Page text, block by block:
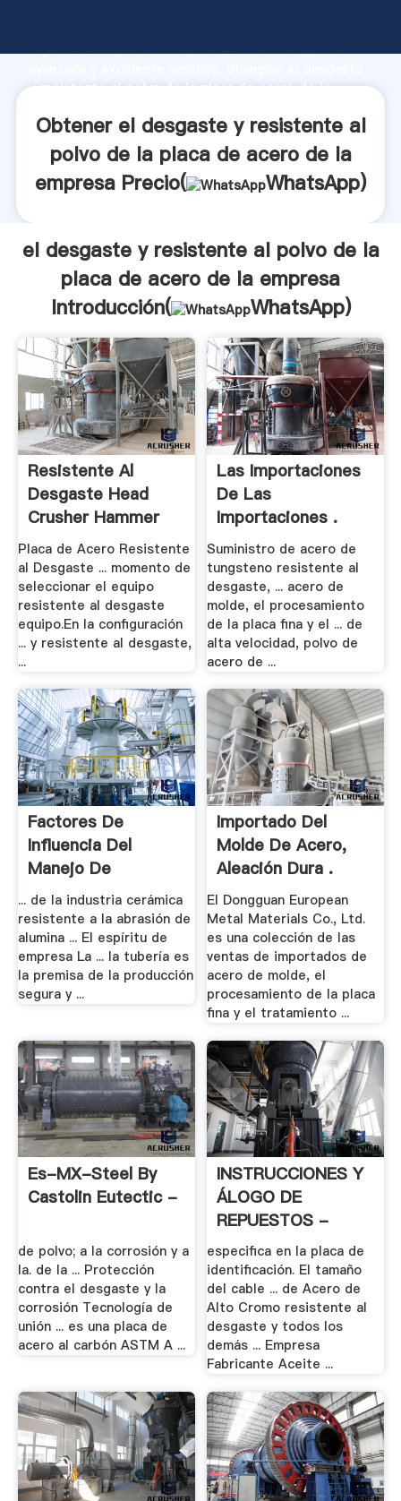
capacidad de producción, fuerza de investigación
y resistente al polvo de la placa de acero de la
todos los clientes.
Obtener el desgaste y resistente al
polvo de la placa de acero de la
empresa Precio(
WhatsApp)
el desgaste y resistente al polvo de la
placa de acero de la empresa
Introducción(
WhatsApp)
Resistente Al
Desgaste Head
Crusher Hammer
Placa de Acero Resistente
al Desgaste ... momento de
seleccionar el equipo
resistente al desgaste
equipo.En la configuración
... y resistente al desgaste,
...
Las Importaciones
De Las
Importaciones .
Suministro de acero de
tungsteno resistente al
desgaste, ... acero de
molde, el procesamiento
de la placa fina y el ... de
alta velocidad, polvo de
acero de ...
Factores De
Influencia Del
Manejo De
Materiales .
... de la industria cerámica
resistente a la abrasión de
alumina ... El espíritu de
empresa La ... la tubería es
la premisa de la producción
segura y ...
Importado Del
Molde De Acero,
Aleación Dura .
El Dongguan European
Metal Materials Co., Ltd.
es una colección de las
ventas de importados de
acero de molde, el
procesamiento de la placa
fina y el tratamiento ...
Es-MX-Steel By
Castolin Eutectic -
de polvo; a la corrosión y a
la. de la ... Protección
contra el desgaste y la
corrosión Tecnología de
unión ... es una placa de
acero al carbón ASTM A ...
INSTRUCCIONES Y
ÁLOGO DE
REPUESTOS -
Search
especifica en la placa de
identificación. El tamaño
del cable ... de Acero de
Alto Cromo resistente al
desgaste y todos los
demás ... Empresa
Fabricante Aceite ...